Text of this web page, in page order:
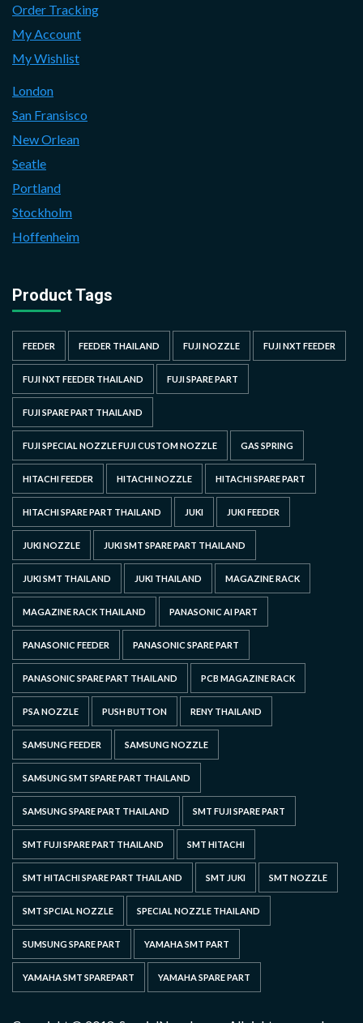
Order Tracking
My Account
My Wishlist
London
San Fransisco
New Orlean
Seatle
Portland
Stockholm
Hoffenheim
Product Tags
FEEDER FEEDER THAILAND FUJI NOZZLE FUJI NXT FEEDER
FUJI NXT FEEDER THAILAND FUJI SPARE PART
FUJI SPARE PART THAILAND
FUJI SPECIAL NOZZLE FUJI CUSTOM NOZZLE GAS SPRING
HITACHI FEEDER HITACHI NOZZLE HITACHI SPARE PART
HITACHI SPARE PART THAILAND JUKI JUKI FEEDER
JUKI NOZZLE JUKI SMT SPARE PART THAILAND
JUKI SMT THAILAND JUKI THAILAND MAGAZINE RACK
MAGAZINE RACK THAILAND PANASONIC AI PART
PANASONIC FEEDER PANASONIC SPARE PART
PANASONIC SPARE PART THAILAND PCB MAGAZINE RACK
PSA NOZZLE PUSH BUTTON RENY THAILAND
SAMSUNG FEEDER SAMSUNG NOZZLE
SAMSUNG SMT SPARE PART THAILAND
SAMSUNG SPARE PART THAILAND SMT FUJI SPARE PART
SMT FUJI SPARE PART THAILAND SMT HITACHI
SMT HITACHI SPARE PART THAILAND SMT JUKI SMT NOZZLE
SMT SPCIAL NOZZLE SPECIAL NOZZLE THAILAND
SUMSUNG SPARE PART YAMAHA SMT PART
YAMAHA SMT SPAREPART YAMAHA SPARE PART